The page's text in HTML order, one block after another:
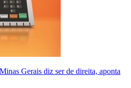
Gerais diz ser de direita, aponta